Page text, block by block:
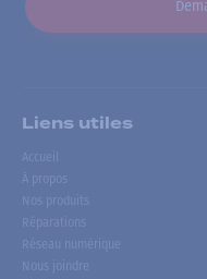
Liens utiles
Accueil
À propos
Nos produits
Réparations
Réseau numérique
Nous joindre